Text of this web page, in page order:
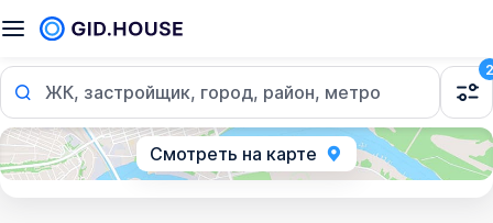
ЖК, застройщик, город, район, метро
2
Смотреть на карте